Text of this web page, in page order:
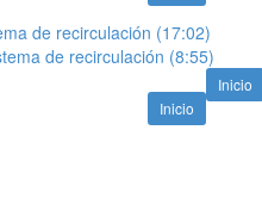
de recirculación (17:02)
de recirculación (8:55)
Inicio
Inicio